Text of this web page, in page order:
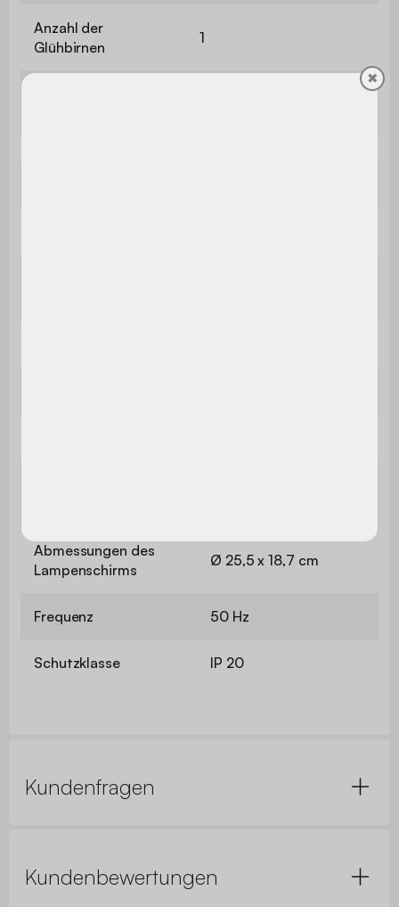
Anzahl der
Glühbirnen
1
Abmessungen des
Lampenschirms
Ø 25,5 x 18,7 cm
Frequenz 50 Hz
Schutzklasse IP 20
Kundenfragen
Kundenbewertungen
✖